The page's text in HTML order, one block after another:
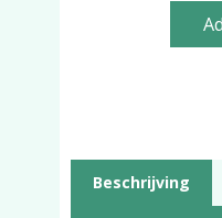
Beschrijving